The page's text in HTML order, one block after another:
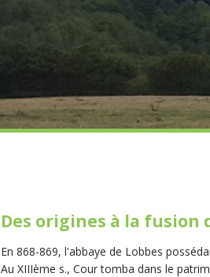
Des origines à la fusion
En 868-869, l'abbaye de Lobbes
Au XIIIème s., Cour tomba dans le